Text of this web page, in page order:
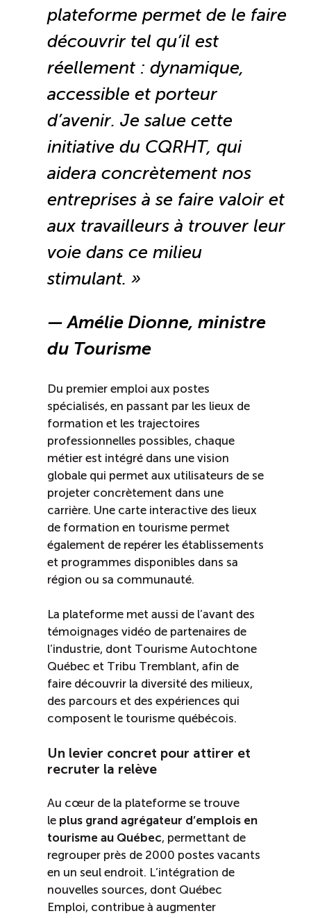
Facebook
LinkedInVimeo
plateforme permet de le faire
découvrir tel qu’il est
réellement : dynamique,
accessible et porteur
d’avenir. Je salue cette
initiative du CQRHT, qui
aidera concrètement nos
entreprises à se faire valoir et
aux travailleurs à trouver leur
voie dans ce milieu
stimulant. »
— Amélie Dionne, ministre
du Tourisme
Du premier emploi aux postes
spécialisés, en passant par les lieux de
formation et les trajectoires
professionnelles possibles, chaque
métier est intégré dans une vision
globale qui permet aux utilisateurs de se
projeter concrètement dans une
carrière. Une carte interactive des lieux
de formation en tourisme permet
également de repérer les établissements
et programmes disponibles dans sa
région ou sa communauté.
La plateforme met aussi de l’avant des
témoignages vidéo de partenaires de
l’industrie, dont Tourisme Autochtone
Québec et Tribu Tremblant, afin de
faire découvrir la diversité des milieux,
des parcours et des expériences qui
composent le tourisme québécois.
Un levier concret pour attirer et
recruter la relève
Au cœur de la plateforme se trouve
le plus grand agrégateur d’emplois en
tourisme au Québec, permettant de
regrouper près de 2000 postes vacants
en un seul endroit. L’intégration de
nouvelles sources, dont Québec
Emploi, contribue à augmenter